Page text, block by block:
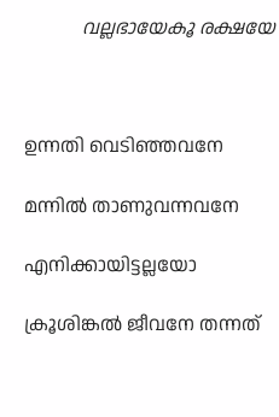
വല്ലഭായേകൂ രക്ഷയേ
ഉന്നതി വെടിഞ്ഞവനേ
മന്നിൽ താണുവന്നവനേ
എനിക്കായിട്ടല്ലയോ
ക്രൂശിങ്കൽ ജീവനേ തന്നത്